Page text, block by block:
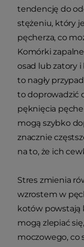
tendencję do
stężeniu, który
pęcherza, co
Komórki
osad lub zatory
to nagły
to doprowadzić
pęknięcia
mogą szybko
znacznie
na to, że ich
Stres zmienia
wzrostem w
kotów powstają
mogą zlepiać
moczowego, co